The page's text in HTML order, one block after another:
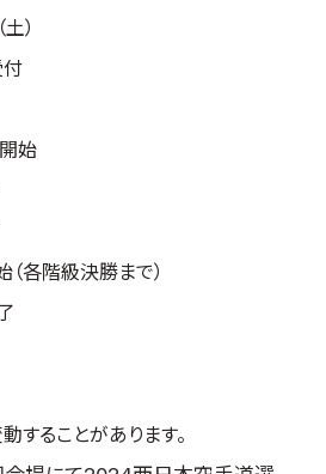
本サイトについて
プライバシーポリシー
）
付
始
各階級決勝まで）
することがあります。